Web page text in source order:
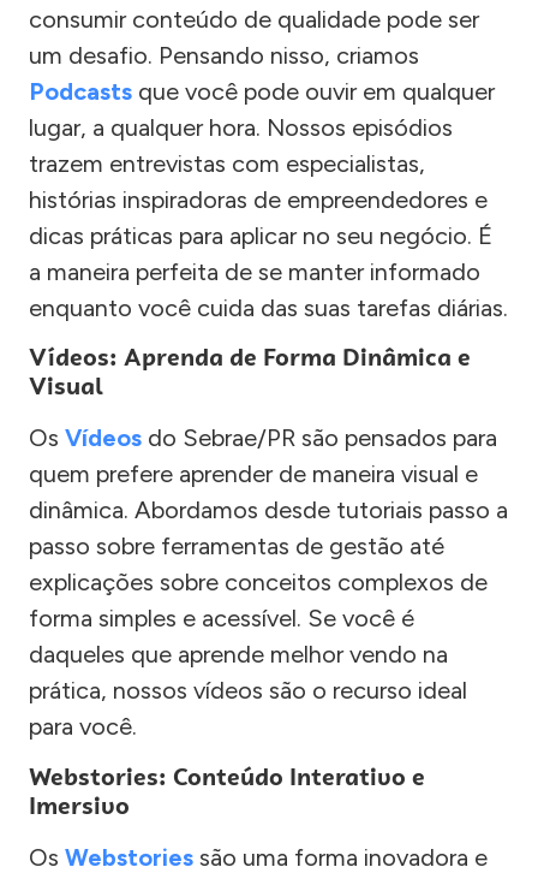
consumir conteúdo de qualidade pode ser
um desafio. Pensando nisso, criamos
Podcasts que você pode ouvir em qualquer
lugar, a qualquer hora. Nossos episódios
trazem entrevistas com especialistas,
histórias inspiradoras de empreendedores e
dicas práticas para aplicar no seu negócio. É
a maneira perfeita de se manter informado
enquanto você cuida das suas tarefas diárias.
Vídeos: Aprenda de Forma Dinâmica e
Visual
Os Vídeos do Sebrae/PR são pensados para
quem prefere aprender de maneira visual e
dinâmica. Abordamos desde tutoriais passo a
passo sobre ferramentas de gestão até
explicações sobre conceitos complexos de
forma simples e acessível. Se você é
daqueles que aprende melhor vendo na
prática, nossos vídeos são o recurso ideal
para você.
Webstories: Conteúdo Interativo e
Imersivo
Os Webstories são uma forma inovadora e